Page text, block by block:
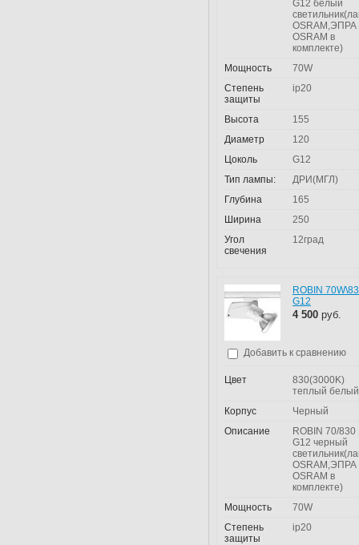
G12 белый
OSRAM,ЭПРА
OSRAM в
комплекте)
Мощность
70W
Степень
защиты
ip20
Высота
155
Диаметр
120
Цоколь
G12
Тип лампы:
ДРИ(МГЛ)
Глубина
165
Ширина
250
Угол
свечения
12град
ROBIN
G12
4 500 руб.
Добавить к сравнению
Цвет
830(3000K)
теплый белый
Корпус
Черный
Описание
ROBIN 70/830
G12 черный
OSRAM,ЭПРА
OSRAM в
комплекте)
Мощность
70W
Степень
защиты
ip20